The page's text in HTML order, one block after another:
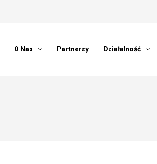
O Nas Partnerzy Działalność